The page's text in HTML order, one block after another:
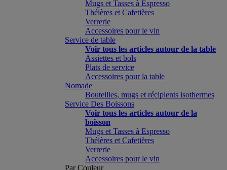
Mugs et Tasses à Espresso
Théières et Cafetières
Verrerie
Accessoires pour le vin
Service de table
Voir tous les articles autour de la table
Assiettes et bols
Plats de service
Accessoires pour la table
Nomade
Bouteilles, mugs et récipients isothermes
Service Des Boissons
Voir tous les articles autour de la
boisson
Mugs et Tasses à Espresso
Théières et Cafetières
Verrerie
Accessoires pour le vin
Par Couleur